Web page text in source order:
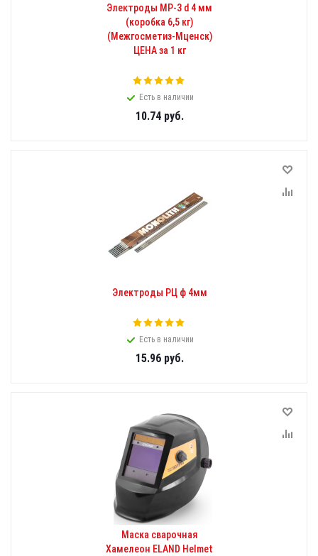
Электроды МР-3 d 4 мм
(коробка 6,5 кг)
(Межгосметиз-Мценск)
ЦЕНА за 1 кг
Есть в наличии
10.74руб.
Электроды РЦ ф 4мм
Есть в наличии
15.96руб.
Маска сварочная
Хамелеон ELAND Helmet